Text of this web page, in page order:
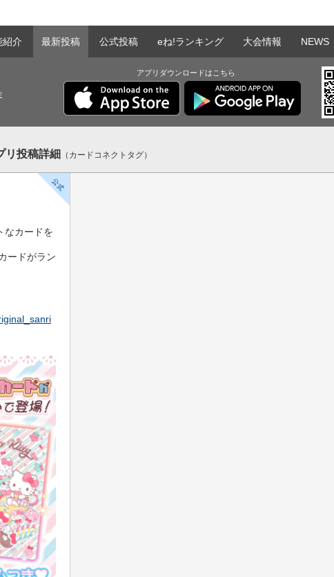
紹介 最新投稿 公式投稿 eね!ランキング 大会情報 NEWS
アプリダウンロードはこちら
リ投稿詳細 （カードコネクトタグ）
なカードを
ードがラン